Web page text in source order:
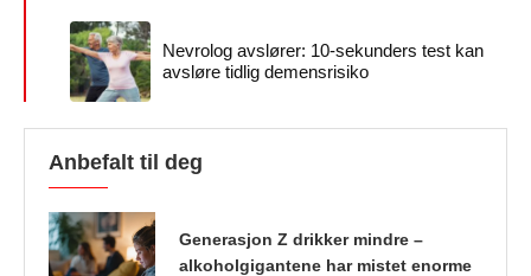
Nevrolog avslører: 10-sekunders test kan
avsløre tidlig demensrisiko
Anbefalt til deg
Generasjon Z drikker mindre –
alkoholgigantene har mistet enorme